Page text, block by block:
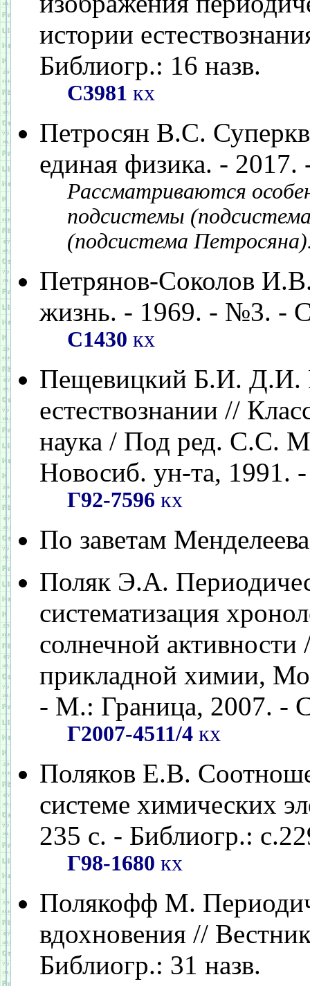
истории
Библиогр.: 16 назв.
С3981 кх
Петросян В.С.
единая физика. -
Рассматриваются
подсистемы
(подсистема
Петрянов-Соколов
жизнь. - 1969. - №3. -
С1430 кх
Пещевицкий Б.И. Д.И.
естествознании //
наука / Под ред. С.С.
Новосиб. ун-та, 1991.
Г92-7596 кх
По заветам
Поляк Э.А.
систематизация
солнечной
прикладной химии,
- М.: Граница, 2007. -
Г2007-4511/4 кх
Поляков Е.В.
системе химических
235 с. - Библиогр.:
Г98-1680 кх
Полякофф М.
вдохновения //
Библиогр.: 31 назв.